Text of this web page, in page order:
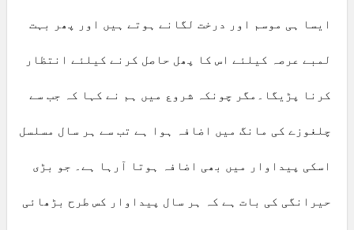
ایسا ہی موسم اور درخت لگانے ہوتے ہیں اور پھر بہت
لمبے عرصہ کیلئے اس کا پھل حاصل کرنے کیلئے انتظار
کرنا پڑیگا۔مگر چونکہ شروع میں ہم نے کہا کہ جب سے
چلغوزے کی مانگ میں اضافہ ہوا ہے تب سے ہر سال مسلسل
اسکی پیداوار میں بھی اضافہ ہوتا آرہا ہے۔ جو بڑی
حیرانگی کی بات ہے کہ ہر سال پیداوار کس طرح بڑھائی